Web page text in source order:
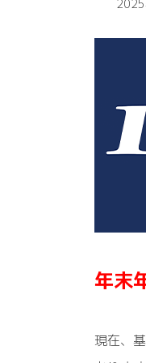
年末
現在、